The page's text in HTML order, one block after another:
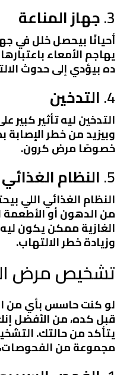
3. جهاز المناعة
أحيانًا بيحصل خلل في
يهاجم الأمعاء
ده بيؤدي إلى حدوث
4. التدخين
التدخين ليه تأثير كبير
وبيزيد من خطر الإصابة
خصوصًا مرض كرون.
5. النظام
النظام الغذائي اللي
من الدهون أو
الغازية ممكن يكون
وزيادة خطر الالتهاب.
تشخيص مرض
لو كنت حاسس بأي من
قبل كده، من الأفضل
يتأكد من حالتك.
مجموعة من